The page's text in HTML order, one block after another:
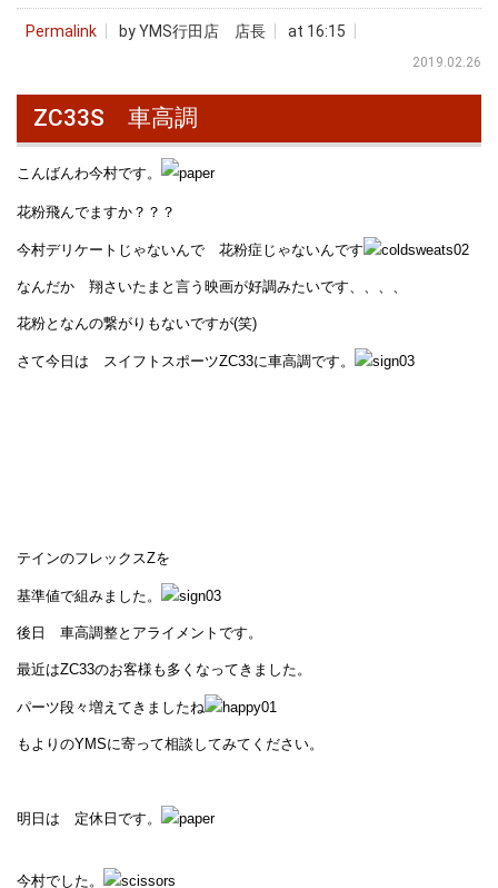
Permalink by YMS行田店 店長 at 16:15
2019.02.26
ZC33S 車高調
こんばんわ今村です。
花粉飛んでますか？？？
今村デリケートじゃないんで 花粉症じゃないんです
なんだか 翔さいたまと言う映画が好調みたいです、、、、
花粉となんの繋がりもないですが(笑)
さて今日は スイフトスポーツZC33に車高調です。
テインのフレックスZを
基準値で組みました。
後日 車高調整とアライメントです。
最近はZC33のお客様も多くなってきました。
パーツ段々増えてきましたね
もよりのYMSに寄って相談してみてください。
明日は 定休日です。
今村でした。